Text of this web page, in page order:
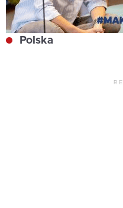
Polska